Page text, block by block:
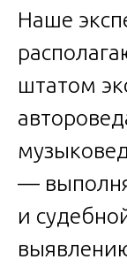
Наше
штатом
—
и